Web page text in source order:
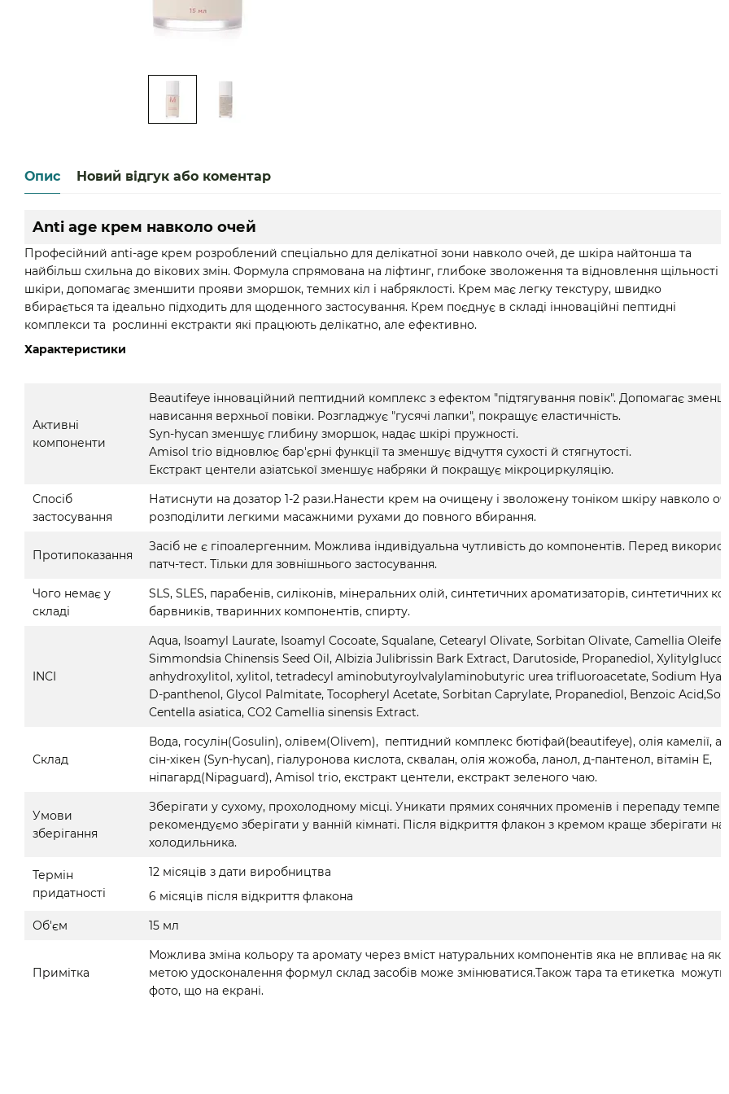
Опис Новий відгук або коментар
Anti age крем навколо очей
Професійний anti-age крем розроблений спеціально для делікатної зони навколо очей, де шкіра найтонша та
найбільш схильна до вікових змін. Формула спрямована на ліфтинг, глибоке зволоження та відновлення щільності
шкіри, допомагає зменшити прояви зморшок, темних кіл і набряклості. Крем має легку текстуру, швидко
вбирається та ідеально підходить для щоденного застосування. Крем поєднує в складі інноваційні пептидні
комплекси та рослинні екстракти які працюють делікатно, але ефективно.
Характеристики
Активні
компоненти
Beautifeye інноваційний пептидний комплекс з ефектом "підтягування повік". Допомагає
нависання верхньої повіки. Розгладжує "гусячі лапки", покращує еластичність.
Syn-hycan зменшує глибину зморшок, надає шкірі пружності.
Amisol trio відновлює бар'єрні функції та зменшує відчуття сухості й стягнутості.
Екстракт центели азіатської зменшує набряки й покращує мікроциркуляцію.
Спосіб
застосування
Натиснути на дозатор 1-2 рази.Нанести крем на очищену і зволожену тоніком шкіру навколо
розподілити легкими масажними рухами до повного вбирання.
Протипоказання
Засіб не є гіпоалергенним. Можлива індивідуальна чутливість до компонентів. Перед
патч-тест. Тільки для зовнішнього застосування.
Чого немає у
складі
SLS, SLES, парабенів, силіконів, мінеральних олій, синтетичних ароматизаторів, синтетичних
барвників, тваринних компонентів, спирту.
INCI
Aqua, Isoamyl Laurate, Isoamyl Cocoate, Squalane, Cetearyl Olivate, Sorbitan Olivate, Camellia Oleifera
Simmondsia Chinensis Seed Oil, Albizia Julibrissin Bark Extract, Darutoside, Propanediol,
anhydroxylitol, xylitol, tetradecyl aminobutyroylvalylaminobutyric urea trifluoroacetate, Sodium
D-panthenol, Glycol Palmitate, Tocopheryl Acetate, Sorbitan Caprylate, Propanediol, Benzoic
Centella asiatica, CO2 Camellia sinensis Extract.
Склад
Вода, госулін(Gosulin), олівем(Olivem), пептидний комплекс бютіфай(beautifeye), олія камелії,
сін-хікен (Syn-hycan), гіалуронова кислота, сквалан, олія жожоба, ланол, д-пантенол, вітамін Е,
ніпагард(Nipaguard), Amisol trio, екстракт центели, екстракт зеленого чаю.
Умови
зберігання
Зберігати у сухому, прохолодному місці. Уникати прямих сонячних променів і перепаду
рекомендуємо зберігати у ванній кімнаті. Після відкриття флакон з кремом краще зберігати на
холодильника.
Термін
придатності
12 місяців з дати виробництва
6 місяців після відкриття флакона
Об'єм
15 мл
Примітка
Можлива зміна кольору та аромату через вміст натуральних компонентів яка не впливає на
метою удосконалення формул склад засобів може змінюватися.Також тара та етикетка можуть
фото, що на екрані.